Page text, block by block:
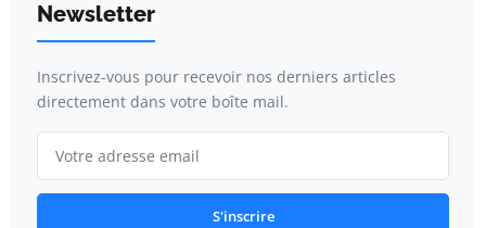
Newsletter
Inscrivez-vous pour recevoir nos derniers articles
directement dans votre boîte mail.
S'inscrire